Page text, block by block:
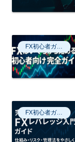
FX初心者ガイド
FX初心者ガイド